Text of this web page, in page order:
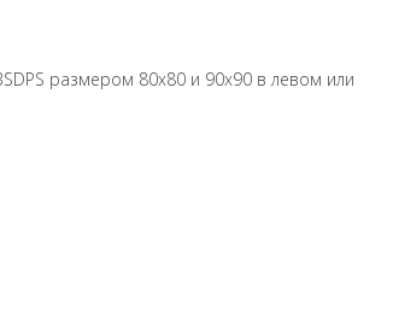
размером 80х80 и 90х90 в левом или